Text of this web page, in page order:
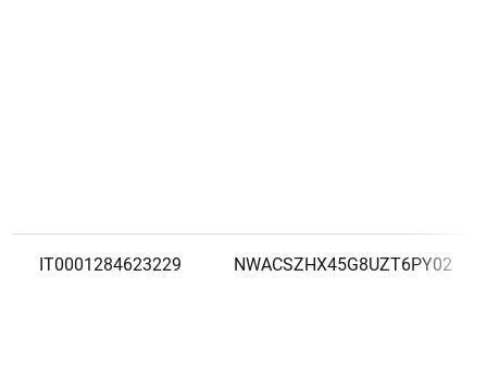
IT0001284623229 NWACSZHX45G8UZT6PY02